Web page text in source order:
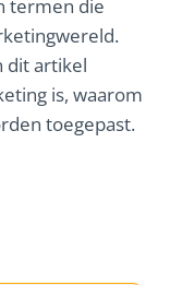
termen die
dit artikel
is, waarom
toegepast.